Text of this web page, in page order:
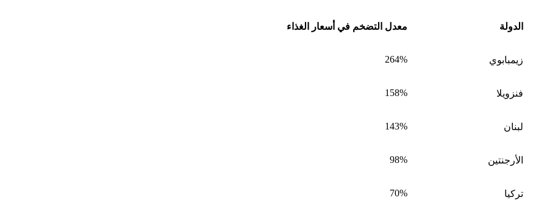
الدولة معدل التضخم في أسعار الغذاء
زيمبابوي 264%
فنزويلا 158%
لبنان 143%
الأرجنتين 98%
تركيا 70%